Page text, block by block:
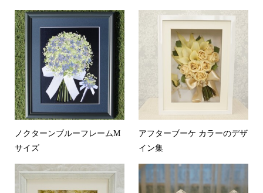
ノクターンブルーフレームM
サイズ
アフターブーケ カラーのデザ
イン集